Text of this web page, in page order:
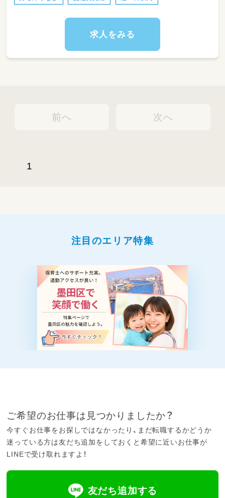
求人をみる
前へ
1
次へ
注目のエリア特集
ご希望のお仕事は見つかりましたか？
今すぐお仕事をお探しではなかったり、まだ転職するかどうか
迷っている方は友だち追加をしておくと希望に近いお仕事が
LINEで受け取れますよ！
友だち追加する